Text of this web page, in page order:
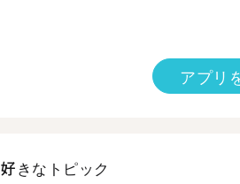
アプリ
好きなトピック